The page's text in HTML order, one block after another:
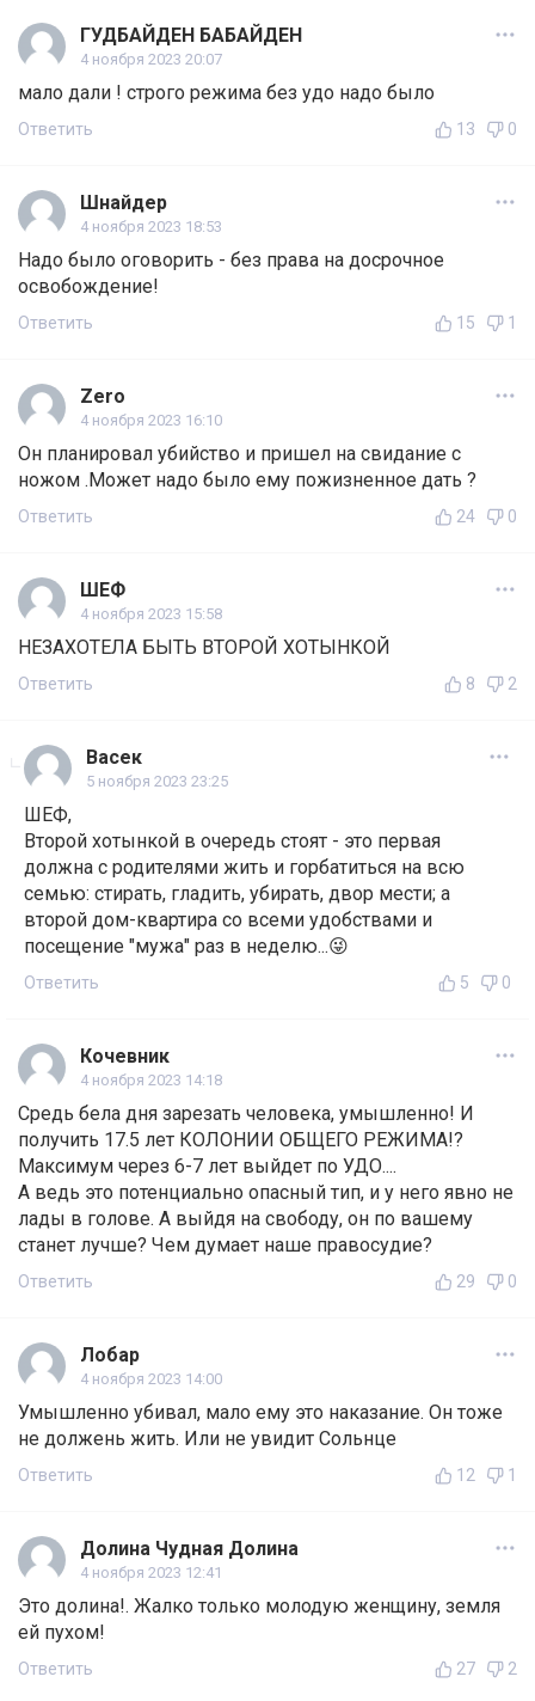
ГУДБАЙДЕН БАБАЙДЕН
4 ноября 2023 20:07
мало дали ! строго режима без удо надо было
Ответить 13 0
Шнайдер
4 ноября 2023 18:53
Надо было оговорить - без права на досрочное
освобождение!
Ответить 15 1
Zero
4 ноября 2023 16:10
Он планировал убийство и пришел на свидание с
ножом .Может надо было ему пожизненное дать ?
Ответить 24 0
ШЕФ
4 ноября 2023 15:58
НЕЗАХОТЕЛА БЫТЬ ВТОРОЙ ХОТЫНКОЙ
Ответить 8 2
Васек
5 ноября 2023 23:25
ШЕФ,
Второй хотынкой в очередь стоят - это первая
должна с родителями жить и горбатиться на всю
семью: стирать, гладить, убирать, двор мести; а
второй дом-квартира со всеми удобствами и
посещение "мужа" раз в неделю...😜
Ответить 5 0
Кочевник
4 ноября 2023 14:18
Средь бела дня зарезать человека, умышленно! И
получить 17.5 лет КОЛОНИИ ОБЩЕГО РЕЖИМА!?
Максимум через 6-7 лет выйдет по УДО....
А ведь это потенциально опасный тип, и у него явно не
лады в голове. А выйдя на свободу, он по вашему
станет лучше? Чем думает наше правосудие?
Ответить 29 0
Лобар
4 ноября 2023 14:00
Умышленно убивал, мало ему это наказание. Он тоже
не должень жить. Или не увидит Сольнце
Ответить 12 1
Долина Чудная Долина
4 ноября 2023 12:41
Это долина!. Жалко только молодую женщину, земля
ей пухом!
Ответить 27 2